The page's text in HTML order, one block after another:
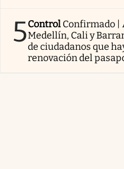
5Control Confirmado |
Medellín, Cali y
de ciudadanos que
renovación del